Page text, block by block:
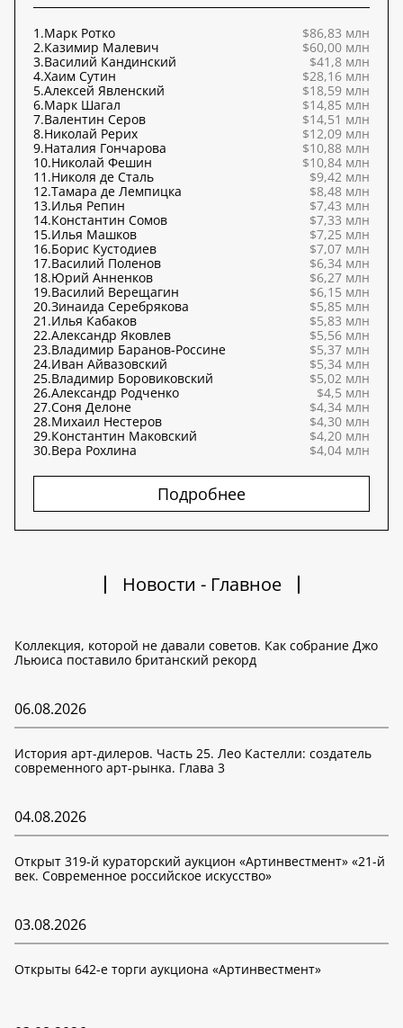
1.Марк Ротко
$86,83 млн
2.Казимир Малевич
$60,00 млн
3.Василий Кандинский
$41,8 млн
4.Хаим Сутин
$28,16 млн
5.Алексей Явленский
$18,59 млн
6.Марк Шагал
$14,85 млн
7.Валентин Серов
$14,51 млн
8.Николай Рерих
$12,09 млн
9.Наталия Гончарова
$10,88 млн
10.Николай Фешин
$10,84 млн
11.Николя де Сталь
$9,42 млн
12.Тамара де Лемпицка
$8,48 млн
13.Илья Репин
$7,43 млн
14.Константин Сомов
$7,33 млн
15.Илья Машков
$7,25 млн
16.Борис Кустодиев
$7,07 млн
17.Василий Поленов
$6,34 млн
18.Юрий Анненков
$6,27 млн
19.Василий Верещагин
$6,15 млн
20.Зинаида Серебрякова
$5,85 млн
21.Илья Кабаков
$5,83 млн
22.Александр Яковлев
$5,56 млн
23.Владимир Баранов-Россине
$5,37 млн
24.Иван Айвазовский
$5,34 млн
25.Владимир Боровиковский
$5,02 млн
26.Александр Родченко
$4,5 млн
27.Соня Делоне
$4,34 млн
28.Михаил Нестеров
$4,30 млн
29.Константин Маковский
$4,20 млн
30.Вера Рохлина $4,04 млн
Подробнее
Новости - Главное
Коллекция, которой не давали советов. Как собрание Джо
Льюиса поставило британский рекорд
06.08.2026
История арт-дилеров. Часть 25. Лео Кастелли: создатель
современного арт-рынка. Глава 3
04.08.2026
Открыт 319-й кураторский аукцион «Артинвестмент» «21-й
век. Современное российское искусство»
03.08.2026
Открыты 642-е торги аукциона «Артинвестмент»